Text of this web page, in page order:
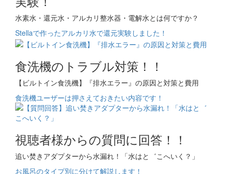
水素水・還元水・アルカリ整水器・電解水とは何ですか？
Stellaで作ったアルカリ水で還元実験しました！
食洗機のトラブル対策！！
【ビルトイン食洗機】『排水エラー』の原因と対策と費用
食洗機ユーザーは押さえておきたい内容です！
視聴者様からの質問に回答！！
追い焚きアダプターから水漏れ！「水はと゛こへいく？」
お風呂のタイプ別に分けて解説します！